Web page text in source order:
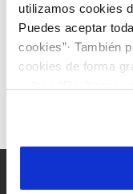
utilizamos cookies
Puedes aceptar
cookies”· También
cookies de forma
son
por tanto no se
más información
2. POLÍTICA DE